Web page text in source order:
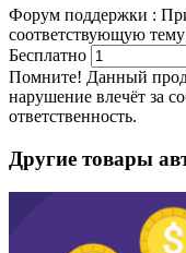
Форум поддержки :
соответствующую
Бесплатно
Помните! Данный
нарушение влечёт за
ответственность.
Другие товары